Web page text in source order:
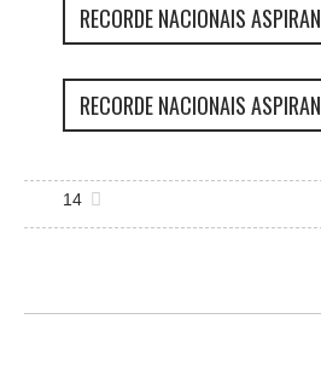
RECORDE NACIONAIS
RECORDE NACIONAIS
14